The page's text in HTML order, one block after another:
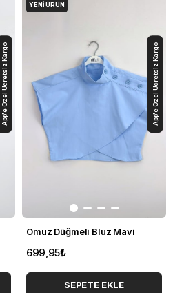
App'e Özel Ücretsiz Kargo
Omuz Düğmeli Bluz Mavi
699,95₺
SEPETE EKLE
YENI ÜRÜN
App'e Özel Ücretsiz Kargo